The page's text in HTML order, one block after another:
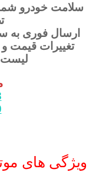
سلامت خودرو شما
ارسال فوری به
تغییرات قیمت
لیست
ویژگی های